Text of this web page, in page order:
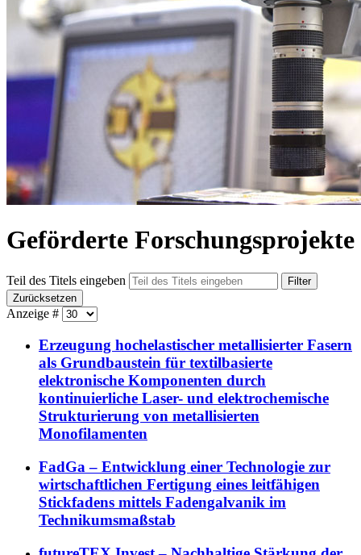
Geförderte Forschungsprojekte
Teil des Titels eingeben
Filter
Zurücksetzen
Anzeige #
Erzeugung hochelastischer metallisierter Fasern
als Grundbaustein für textilbasierte
elektronische Komponenten durch
kontinuierliche Laser- und elektrochemische
Strukturierung von metallisierten
Monofilamenten
FadGa – Entwicklung einer Technologie zur
wirtschaftlichen Fertigung eines leitfähigen
Stickfadens mittels Fadengalvanik im
Technikumsmaßstab